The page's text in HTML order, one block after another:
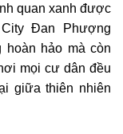
quan xanh được
Đan Phượng
hoàn hảo mà còn
mọi cư dân đều
giữa thiên nhiên